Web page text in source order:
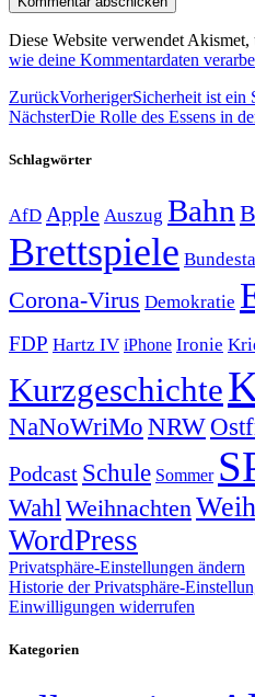
Diese Website verwendet Akismet,
wie deine Kommentardaten
ZurückVorherigerSicherheit ist ein
NächsterDie Rolle des Essens in
Schlagwörter
AfD Apple Auszug Bahn
Brettspiele
Corona-Virus Demokratie
FDP Hartz IV iPhone Ironie
Kurzgeschichte
NaNoWriMo NRW
Podcast Schule Sommer
WahlWeihnachten
WordPress
Privatsphäre-Einstellungen ändern
Historie der Privatsphäre-
Einwilligungen widerrufen
Kategorien